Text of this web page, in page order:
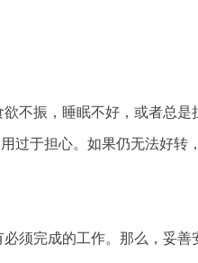
不振，睡眠不好，或者总是
过于担心。如果仍无法好转
须完成的工作。那么，妥善